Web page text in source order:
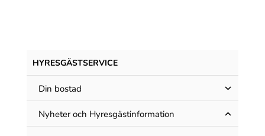
HYRESGÄST­SERVICE
Din bostad
Nyheter och Hyres­gäst­information